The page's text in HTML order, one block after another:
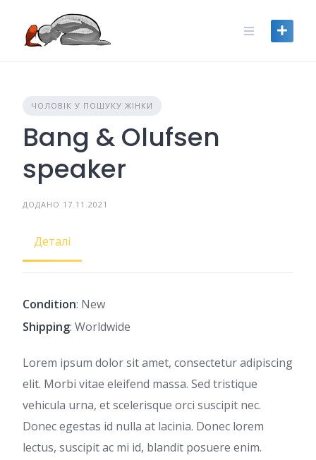
content
ЧОЛОВІК У ПОШУКУ ЖІНКИ
Bang & Olufsen
speaker
ДОДАНО 17.11.2021
Деталі
Condition: New
Shipping: Worldwide
Lorem ipsum dolor sit amet, consectetur adipiscing
elit. Morbi vitae eleifend massa. Sed tristique
vehicula urna, et scelerisque orci suscipit nec.
Donec egestas id nulla at lacinia. Donec lorem
lectus, suscipit ac mi id, blandit posuere enim.